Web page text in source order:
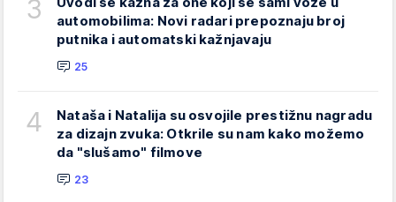
3
automobilima: Novi radari prepoznaju broj
putnika i automatski kažnjavaju
25
4
Nataša i Natalija su osvojile prestižnu nagradu
za dizajn zvuka: Otkrile su nam kako možemo
da "slušamo" filmove
23